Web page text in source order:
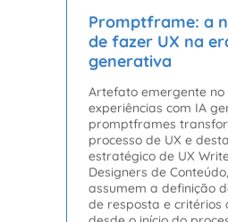
Promptframe: a
de fazer UX na
generativa
Artefato emergente no
experiências com IA
promptframes
processo de UX e
estratégico de UX
Designers de
assumem a definição
de resposta e critérios